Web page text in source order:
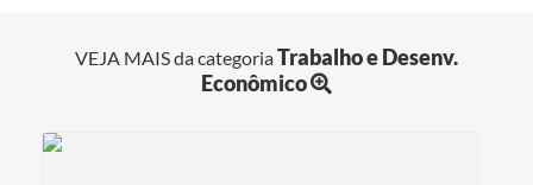
VEJA MAIS da categoriaTrabalho e Desenv.
Econômico